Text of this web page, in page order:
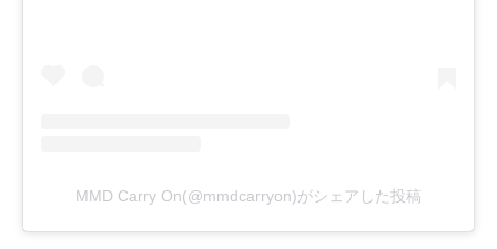
MMD Carry On(@mmdcarryon)がシェアした投稿